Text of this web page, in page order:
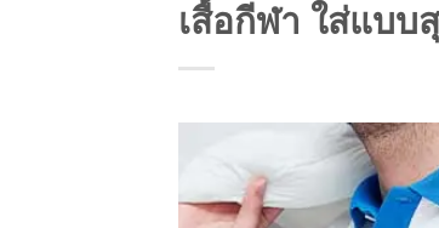
เสื้อกีฬา ใส่แบบ